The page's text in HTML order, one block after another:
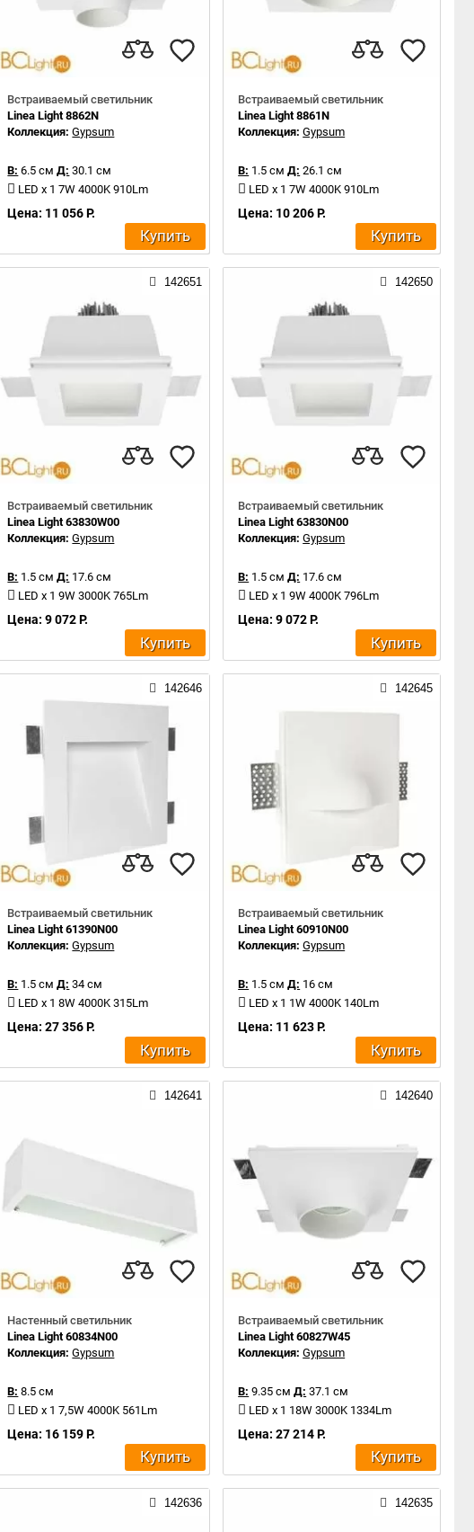
Встраиваемый светильник
Linea Light 8862N
Коллекция:Gypsum
В: 6.5 см Д: 30.1 см
LED x 1 7W 4000K 910Lm
Цена: 11 056 Р.
Купить
Встраиваемый светильник
Linea Light 8861N
Коллекция:Gypsum
В: 1.5 см Д: 26.1 см
LED x 1 7W 4000K 910Lm
Цена: 10 206 Р.
Купить
142651
Встраиваемый светильник
Linea Light 63830W00
Коллекция:Gypsum
В: 1.5 см Д: 17.6 см
LED x 1 9W 3000K 765Lm
Цена: 9 072 Р.
Купить
142650
Встраиваемый светильник
Linea Light 63830N00
Коллекция:Gypsum
В: 1.5 см Д: 17.6 см
LED x 1 9W 4000K 796Lm
Цена: 9 072 Р.
Купить
142646
Встраиваемый светильник
Linea Light 61390N00
Коллекция:Gypsum
В: 1.5 см Д: 34 см
LED x 1 8W 4000K 315Lm
Цена: 27 356 Р.
Купить
142645
Встраиваемый светильник
Linea Light 60910N00
Коллекция:Gypsum
В: 1.5 см Д: 16 см
LED x 1 1W 4000K 140Lm
Цена: 11 623 Р.
Купить
142641
Настенный светильник
Linea Light 60834N00
Коллекция:Gypsum
В: 8.5 см
LED x 1 7,5W 4000K 561Lm
Цена: 16 159 Р.
Купить
142640
Встраиваемый светильник
Linea Light 60827W45
Коллекция:Gypsum
В: 9.35 см Д: 37.1 см
LED x 1 18W 3000K 1334Lm
Цена: 27 214 Р.
Купить
142636 142635